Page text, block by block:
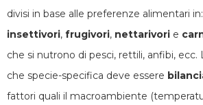
divisi in base alle preferenze alimentari in:
insettivori, frugivori, nettarivori e
che si nutrono di pesci, rettili, anfibi, ecc.
che specie-specifica deve essere
fattori quali il macroambiente